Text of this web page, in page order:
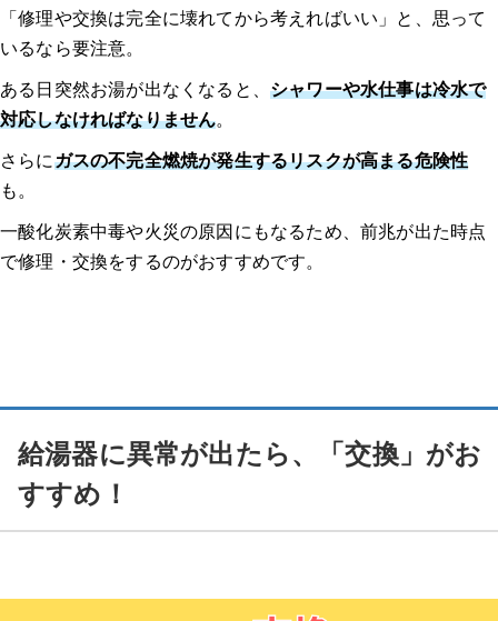
「修理や交換は完全に壊れてから考えればいい」と、思って
いるなら要注意。
ある日突然お湯が出なくなると、 シャワーや水仕事は冷水で
対応しなければなりません。
さらにガスの不完全燃焼が発生するリスクが高まる危険性
も。
一酸化炭素中毒や火災の原因にもなるため、前兆が出た時点
で修理・交換をするのがおすすめです。
給湯器に異常が出たら、「交換」がお
すすめ！